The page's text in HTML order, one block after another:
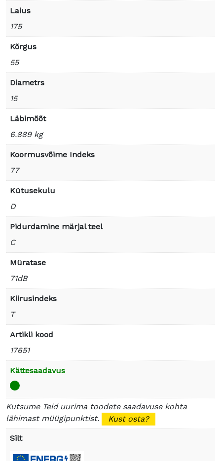
Laius
175
Kõrgus
55
Diametrs
15
Läbimõõt
6.889 kg
Koormusvõime Indeks
77
Kütusekulu
D
Pidurdamine märjal teel
C
Müratase
71dB
Kiirusindeks
T
Artikli kood
17651
Kättesaadavus
Kutsume Teid uurima toodete saadavuse kohta
lähimast müügipunktist.
Kust osta?
Silt